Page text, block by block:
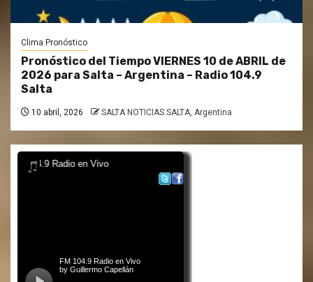
Clima Pronóstico
Pronóstico del Tiempo VIERNES 10 de ABRIL de
2026 para Salta – Argentina – Radio 104.9
Salta
10 abril, 2026 SALTA NOTICIAS SALTA, Argentina